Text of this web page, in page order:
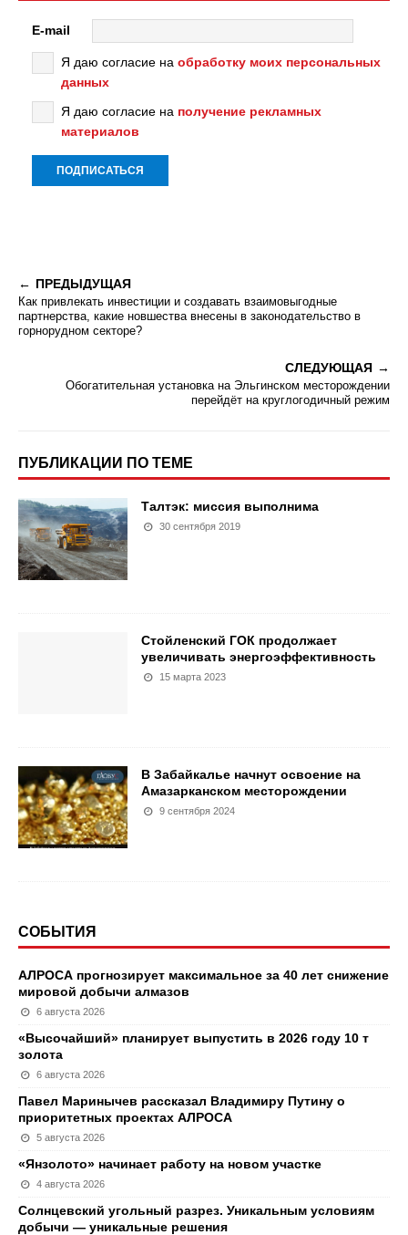
E-mail
Я даю согласие на обработку моих персональных
данных
Я даю согласие на получение рекламных
материалов
ПРЕДЫДУЩАЯ
Как привлекать инвестиции и создавать взаимовыгодные
партнерства, какие новшества внесены в законодательство в
горнорудном секторе?
СЛЕДУЮЩАЯ
Обогатительная установка на Эльгинском месторождении
перейдёт на круглогодичный режим
ПУБЛИКАЦИИ ПО ТЕМЕ
Талтэк: миссия выполнима
30 сентября 2019
Стойленский ГОК продолжает
увеличивать энергоэффективность
15 марта 2023
В Забайкалье начнут освоение на
Амазарканском месторождении
9 сентября 2024
СОБЫТИЯ
АЛРОСА прогнозирует максимальное за 40 лет снижение
мировой добычи алмазов
6 августа 2026
«Высочайший» планирует выпустить в 2026 году 10 т
золота
6 августа 2026
Павел Маринычев рассказал Владимиру Путину о
приоритетных проектах АЛРОСА
5 августа 2026
«Янзолото» начинает работу на новом участке
4 августа 2026
Солнцевский угольный разрез. Уникальным условиям
добычи — уникальные решения